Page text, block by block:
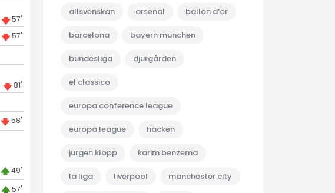
57'
57'
81'
58'
49'
57'
allsvenskan arsenal ballon d‘or
barcelona bayern munchen
bundesliga djurgården
el classico
europa conference league
europa league häcken
jurgen klopp karim benzema
la liga liverpool manchester city